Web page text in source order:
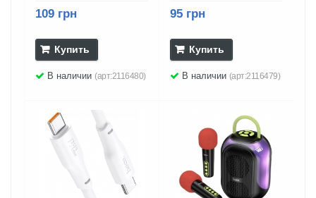
109 грн
Купить
В наличии (арт:2116480)
95 грн
Купить
В наличии (арт:2116479)